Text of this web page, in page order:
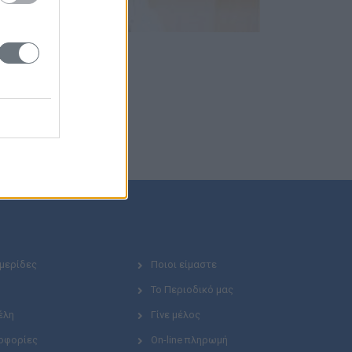
Ποιοι είμαστε
Το Περιοδικό μας
Γίνε μέλος
On-line πληρωμή